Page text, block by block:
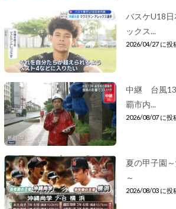
バスケU18
ックス...
2026/04/27 に投
中継 台風13
覇市内...
2026/08/07 に投
夏の甲子園
～
2026/08/03 に投